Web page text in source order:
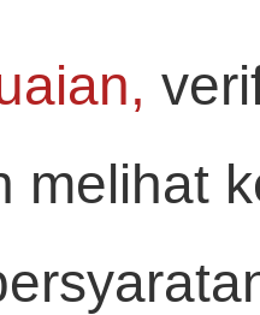
melihat